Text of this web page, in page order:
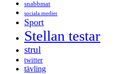
snabbmat
sociala medier
Sport
Stellan testar
strul
twitter
tävling